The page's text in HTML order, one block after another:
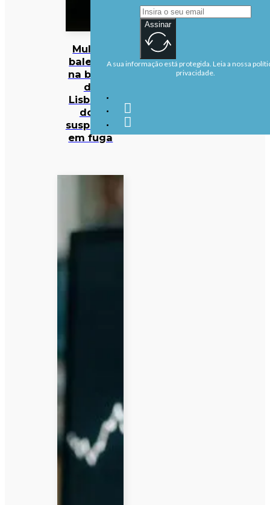
Mulher
baleada
na baixa
de
Lisboa e
dois
suspeitos
em fuga
Assinar
A sua informação está protegida. Leia a nossa
privacidade.